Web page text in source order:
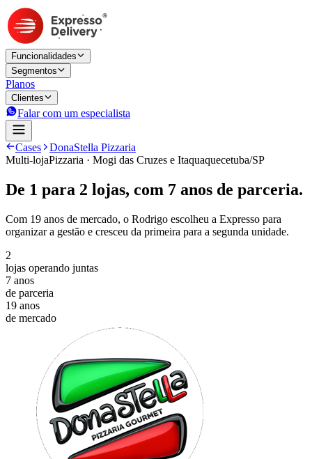
Funcionalidades
Segmentos
Planos
Clientes
Falar com um especialista
Cases
DonaStella Pizzaria
Multi-lojaPizzaria · Mogi das Cruzes e Itaquaquecetuba/SP
De 1 para 2 lojas, com 7 anos de parceria.
Com 19 anos de mercado, o Rodrigo escolheu a Expresso para
organizar a gestão e cresceu da primeira para a segunda unidade.
2
lojas operando juntas
7 anos
de parceria
19 anos
de mercado